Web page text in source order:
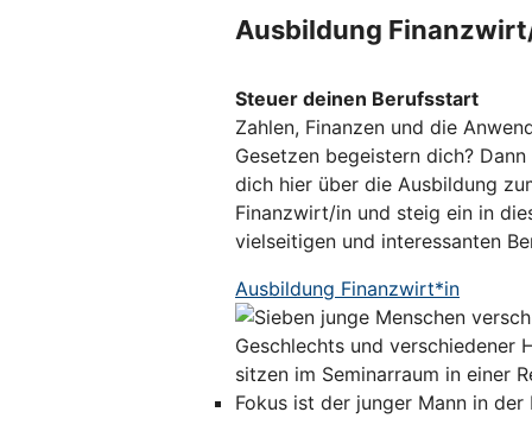
Ausbildung
Steuer deinen Berufsstart
Zahlen, Finanzen und die
Gesetzen begeistern dich?
dich hier über die Ausbildung
Finanzwirt/in und steig ein in
vielseitigen und interessanten
Ausbildung Finanzwirt*in